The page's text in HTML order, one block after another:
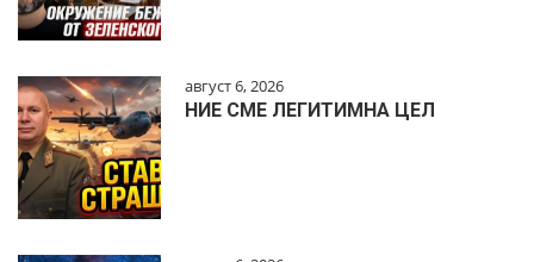
август 6, 2026
НИЕ СМЕ ЛЕГИТИМНА ЦЕЛ